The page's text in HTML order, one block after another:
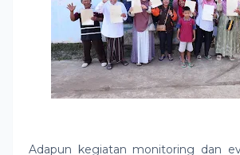
Adapun kegiatan monitoring dan